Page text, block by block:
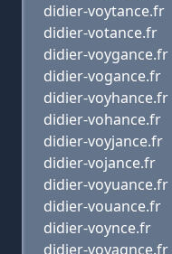
didier-voytance.fr
didier-votance.fr
didier-voygance.fr
didier-vogance.fr
didier-voyhance.fr
didier-vohance.fr
didier-voyjance.fr
didier-vojance.fr
didier-voyuance.fr
didier-vouance.fr
didier-voynce.fr
didier-voyaqnce.fr